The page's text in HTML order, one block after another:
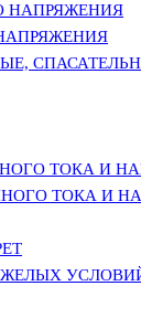
НАПРЯЖЕНИЯ
ТОКА И
ТОКА И